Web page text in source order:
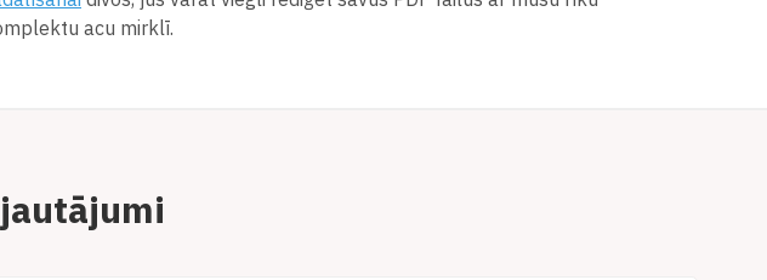
acu mirklī.